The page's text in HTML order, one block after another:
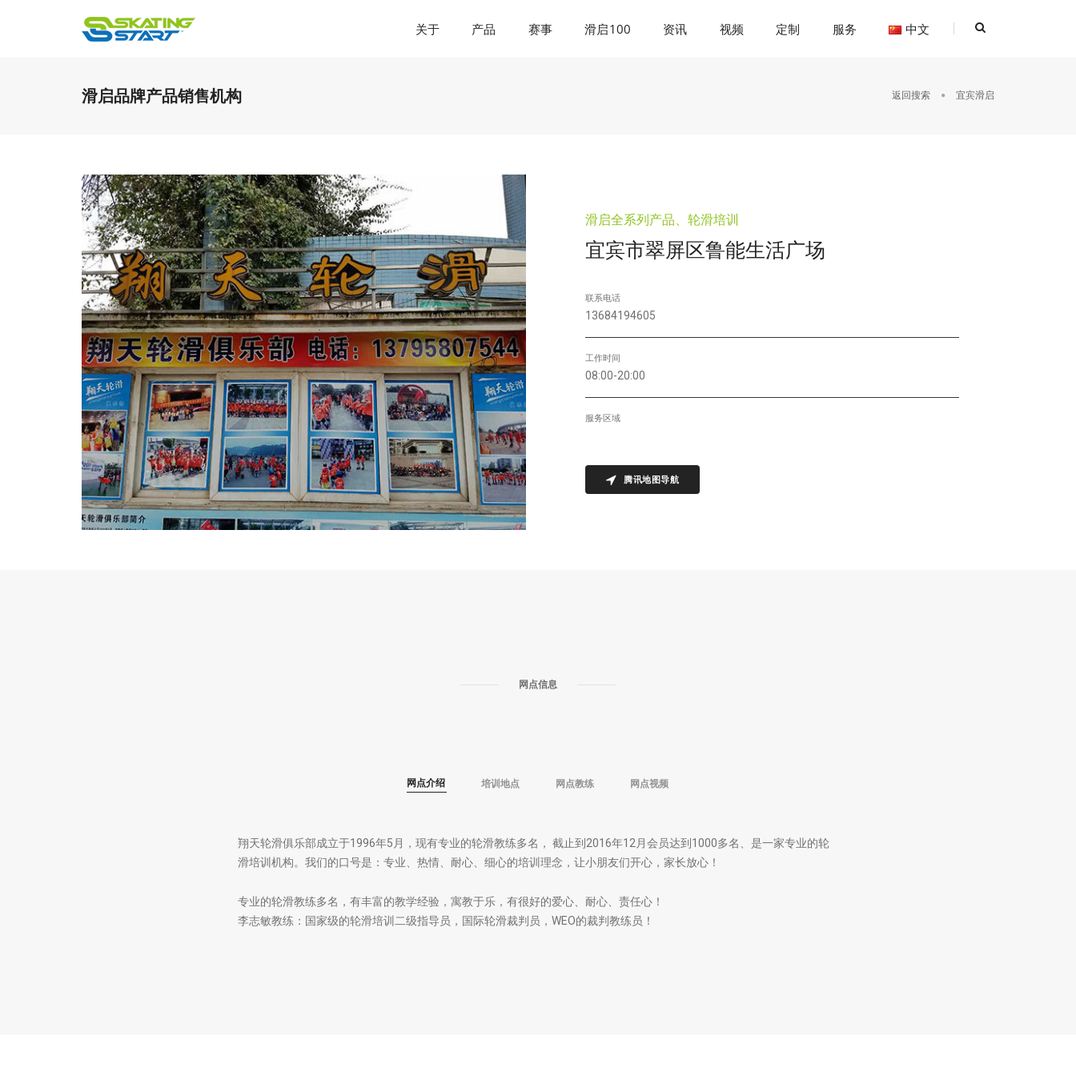
关于 产品 赛事 滑启100 资讯 视频 定制 服务 中文
滑启品牌产品销售机构 返回搜索 宜宾滑启
滑启全系列产品、轮滑培训
宜宾市翠屏区鲁能生活广场
联系电话
13684194605
工作时间
08:00-20:00
服务区域
腾讯地图导航
网点信息
网点介绍 培训地点 网点教练 网点视频
翔天轮滑俱乐部成立于1996年5月，现有专业的轮滑教练多名， 截止到2016年12月会员达到1000多名、是一家专业的轮
滑培训机构。我们的口号是：专业、热情、耐心、细心的培训理念，让小朋友们开心，家长放心！
专业的轮滑教练多名，有丰富的教学经验，寓教于乐，有很好的爱心、耐心、责任心！
李志敏教练：国家级的轮滑培训二级指导员，国际轮滑裁判员，WEO的裁判教练员！